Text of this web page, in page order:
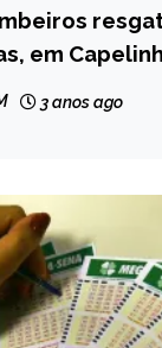
em
3 anos ago